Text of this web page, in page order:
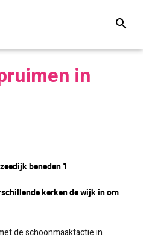
in
beneden 1
kerken de wijk in om
de schoonmaaktactie in